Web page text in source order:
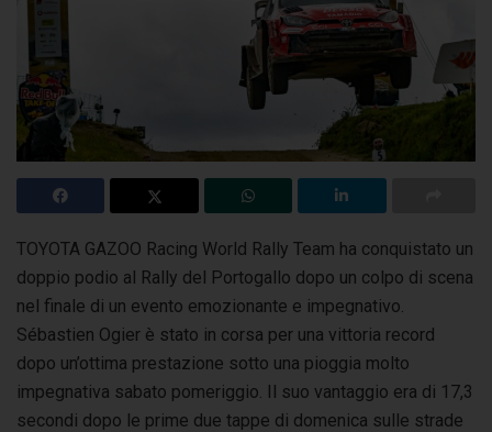
TOYOTA GAZOO Racing World Rally Team ha conquistato un
doppio podio al Rally del Portogallo dopo un colpo di scena
nel finale di un evento emozionante e impegnativo.
Sébastien Ogier è stato in corsa per una vittoria record
dopo un’ottima prestazione sotto una pioggia molto
impegnativa sabato pomeriggio. Il suo vantaggio era di 17,3
secondi dopo le prime due tappe di domenica sulle strade